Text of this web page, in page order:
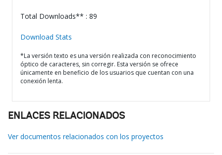
Total Downloads** : 89
Download Stats
*La versión texto es una versión realizada con reconocimiento
óptico de caracteres, sin corregir. Esta versión se ofrece
únicamente en beneficio de los usuarios que cuentan con una
conexión lenta.
ENLACES RELACIONADOS
Ver documentos relacionados con los proyectos